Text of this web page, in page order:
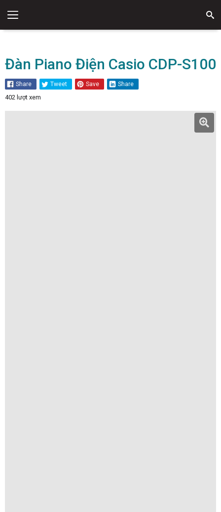
Đàn Piano Điện Casio CDP-S100
Share Tweet Save Share
402 lượt xem